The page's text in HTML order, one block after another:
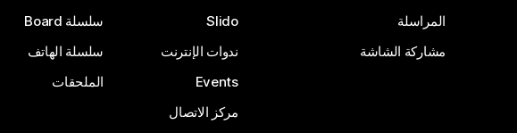
المراسلة
مشاركة الشاشة
Slido
ندوات الإنترنت
Events
مركز الاتصال
سلسلة Board
سلسلة الهاتف
الملحقات